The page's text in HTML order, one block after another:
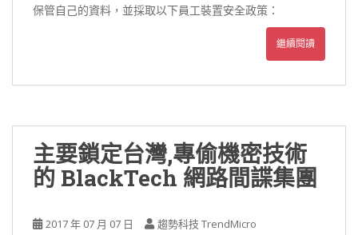
保管自己的資料，並採取以下員工裝置安全政策：
繼續閱讀
主要鎖定台灣,專偷機密技術
的 BlackTech 網路間諜集團
2017 年 07 月 07 日 趨勢科技 TrendMicro